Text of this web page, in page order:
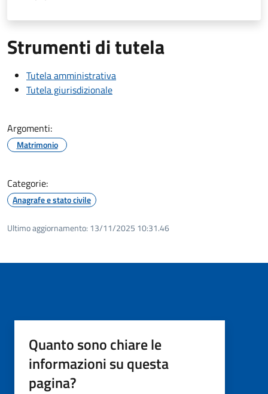
Strumenti di tutela
Tutela amministrativa
Tutela giurisdizionale
Argomenti:
Matrimonio
Categorie:
Anagrafe e stato civile
Ultimo aggiornamento: 13/11/2025 10:31.46
Quanto sono chiare le
informazioni su questa
pagina?